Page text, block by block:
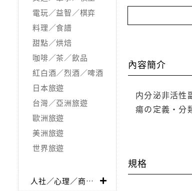
電玩／益智／棋弈
料理／食譜
甜點／烘焙
咖啡／茶／飲品
紅白酒／烈酒／啤酒
日本旅遊
台灣／亞洲旅遊
歐洲旅遊
美洲旅遊
世界旅遊
人社／心理／商業／其他
內容簡介
内分泌非活性
瘍の定義・分
規格